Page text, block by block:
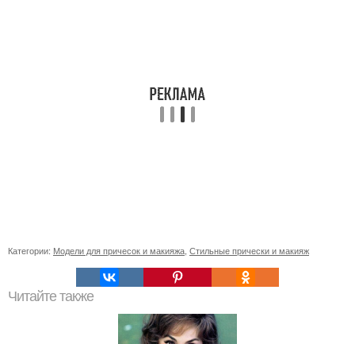
Категории: Модели для причесок и макияжа Стильные прически и макияж
Читайте также